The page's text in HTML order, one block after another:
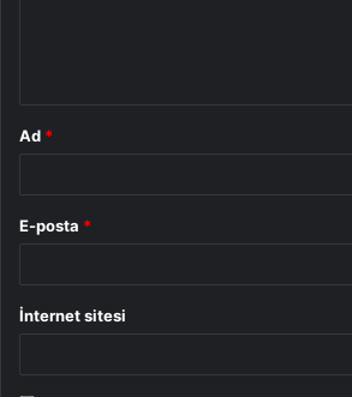
Ad *
E-posta *
İnternet sitesi